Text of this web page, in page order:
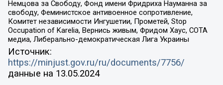
Немцова за Свободу, Фонд имени Фридриха Науманна за
свободу, Феминистское антивоенное сопротивление,
Комитет независимости Ингушетии, Прометей, Stop
Occupation of Karelia, Вернись живым, Фридом Хаус, СОТА
медиа, Либерально-демократическая Лига Украины
Источник:
https://minjust.gov.ru/ru/documents/7756/
данные на 13.05.2024